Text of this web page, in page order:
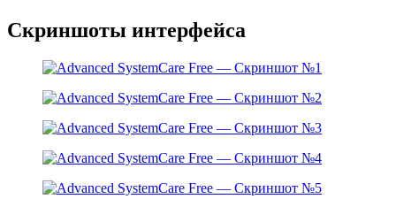
Скриншоты интерфейса